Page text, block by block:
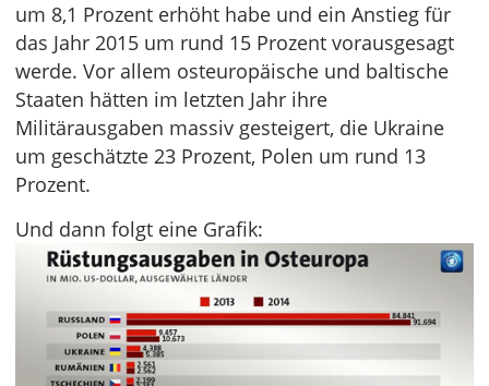
um 8,1 Prozent erhöht habe und ein Anstieg für
das Jahr 2015 um rund 15 Prozent vorausgesagt
werde. Vor allem osteuropäische und baltische
Staaten hätten im letzten Jahr ihre
Militärausgaben massiv gesteigert, die Ukraine
um geschätzte 23 Prozent, Polen um rund 13
Prozent.
Und dann folgt eine Grafik: